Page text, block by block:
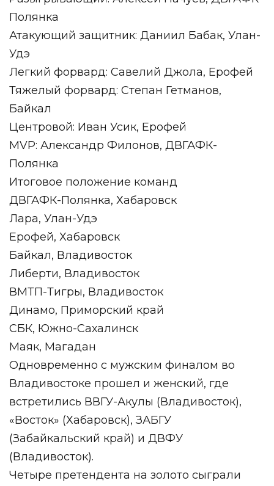
Полянка
Атакующий защитник: Даниил Бабак, Улан-
Удэ
Легкий форвард: Савелий Джола, Ерофей
Тяжелый форвард: Степан Гетманов,
Байкал
Центровой: Иван Усик, Ерофей
MVP: Александр Филонов, ДВГАФК-
Полянка
Итоговое положение команд
ДВГАФК-Полянка, Хабаровск
Лара, Улан-Удэ
Ерофей, Хабаровск
Байкал, Владивосток
Либерти, Владивосток
ВМТП-Тигры, Владивосток
Динамо, Приморский край
СБК, Южно-Сахалинск
Маяк, Магадан
Одновременно с мужским финалом во
Владивостоке прошел и женский, где
встретились ВВГУ-Акулы (Владивосток),
«Восток» (Хабаровск), ЗАБГУ
(Забайкальский край) и ДВФУ
(Владивосток).
Четыре претендента на золото сыграли